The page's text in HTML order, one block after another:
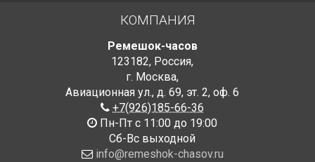
КОМПАНИЯ
Ремешок-часов
123182, Россия,
г. Москва,
Авиационная ул., д. 69, эт. 2, оф. 6
+7(926)185-66-36
Пн-Пт с 11:00 до 19:00
Сб-Вс выходной
info@remeshok-chasov.ru